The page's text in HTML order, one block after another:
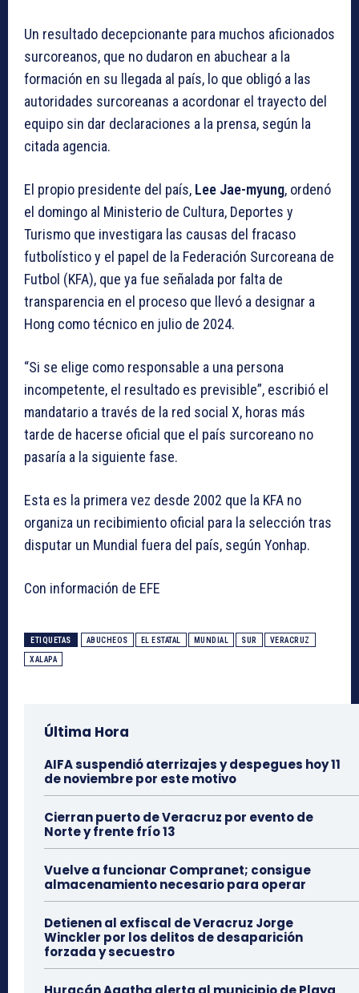
Un resultado decepcionante para muchos aficionados
surcoreanos, que no dudaron en abuchear a la
formación en su llegada al país, lo que obligó a las
autoridades surcoreanas a acordonar el trayecto del
equipo sin dar declaraciones a la prensa, según la
citada agencia.
El propio presidente del país, Lee Jae-myung, ordenó
el domingo al Ministerio de Cultura, Deportes y
Turismo que investigara las causas del fracaso
futbolístico y el papel de la Federación Surcoreana de
Futbol (KFA), que ya fue señalada por falta de
transparencia en el proceso que llevó a designar a
Hong como técnico en julio de 2024.
“Si se elige como responsable a una persona
incompetente, el resultado es previsible”, escribió el
mandatario a través de la red social X, horas más
tarde de hacerse oficial que el país surcoreano no
pasaría a la siguiente fase.
Esta es la primera vez desde 2002 que la KFA no
organiza un recibimiento oficial para la selección tras
disputar un Mundial fuera del país, según Yonhap.
Con información de EFE
ETIQUETAS ABUCHEOS EL ESTATAL MUNDIAL SUR VERACRUZ
XALAPA
Última Hora
AIFA suspendió aterrizajes y despegues hoy 11
de noviembre por este motivo
Cierran puerto de Veracruz por evento de
Norte y frente frío 13
Vuelve a funcionar Compranet; consigue
almacenamiento necesario para operar
Detienen al exfiscal de Veracruz Jorge
Winckler por los delitos de desaparición
forzada y secuestro